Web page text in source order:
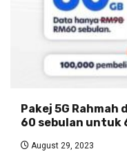
Pakej 5G Rahmah
60 sebulan untuk
August 29, 2023